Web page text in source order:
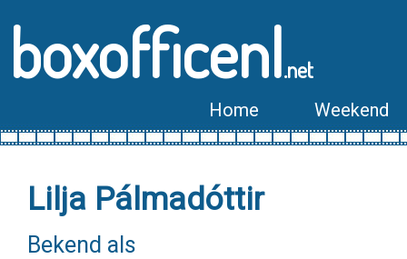
boxofficenl.net
Home Weekend
Lilja Pálmadóttir
Bekend als